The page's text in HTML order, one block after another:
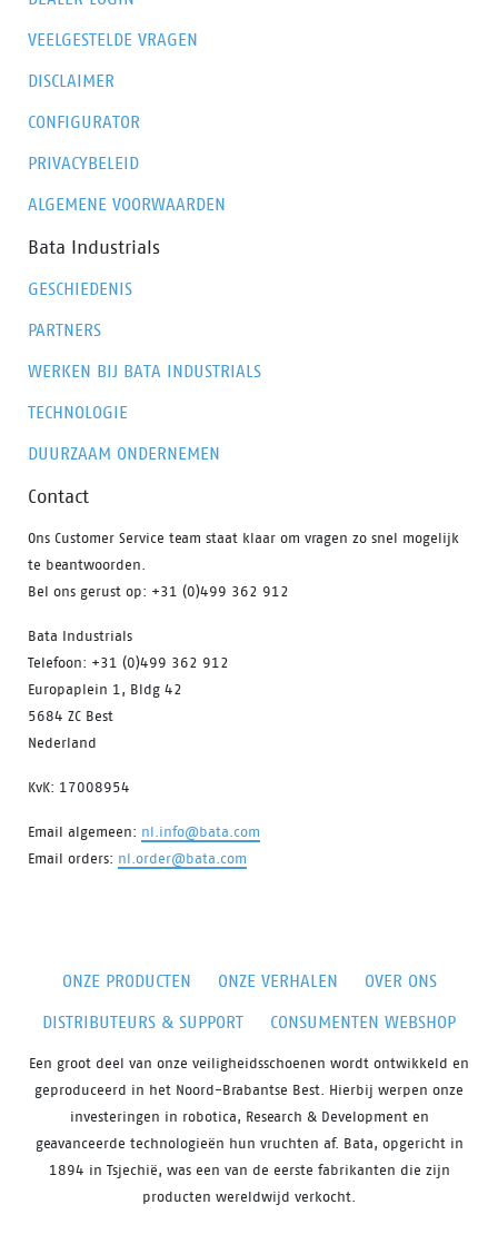
VEELGESTELDE VRAGEN
DISCLAIMER
CONFIGURATOR
PRIVACYBELEID
ALGEMENE VOORWAARDEN
Bata Industrials
GESCHIEDENIS
PARTNERS
WERKEN BIJ BATA INDUSTRIALS
TECHNOLOGIE
DUURZAAM ONDERNEMEN
Contact
Ons Customer Service team staat klaar om vragen zo snel mogelijk
te beantwoorden.
Bel ons gerust op: +31 (0)499 362 912
Bata Industrials
Telefoon: +31 (0)499 362 912
Europaplein 1, Bldg 42
5684 ZC Best
Nederland
KvK: 17008954
Email algemeen: nl.info@bata.com
Email orders: nl.order@bata.com
ONZE PRODUCTEN ONZE VERHALEN
OVER ONS
DISTRIBUTEURS & SUPPORT
CONSUMENTEN WEBSHOP
Een groot deel van onze veiligheidsschoenen wordt ontwikkeld en
geproduceerd in het Noord-Brabantse Best. Hierbij werpen onze
investeringen in robotica, Research & Development en
geavanceerde technologieën hun vruchten af. Bata, opgericht in
1894 in Tsjechië, was een van de eerste fabrikanten die zijn
producten wereldwijd verkocht.